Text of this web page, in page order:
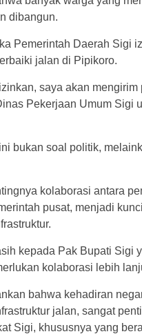
dibangun.
Pemerintah Daerah Sigi
jalan di Pipikoro.
saya akan
Pekerjaan Umum Sigi
bukan soal politik,
kolaborasi antara
pusat, menjadi
kepada Pak Bupati Sigi
kolaborasi lebih
bahwa kehadiran
jalan, sangat
Sigi, khususnya yang